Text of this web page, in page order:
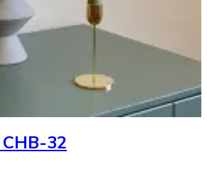
CHB-32